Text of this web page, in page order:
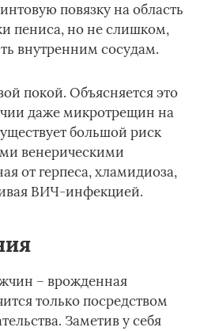
повязку на область
пениса, но не слишком,
внутренним сосудам.
покой. Объясняется это
даже микротрещин на
большой риск
венерическими
от герпеса, хламидиоза,
ВИЧ-инфекцией.
– врожденная
только посредством
Заметив у себя